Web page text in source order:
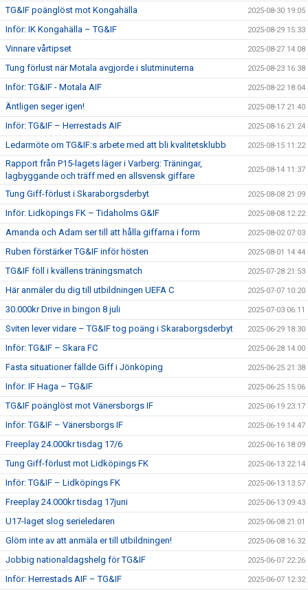
TG&IF poänglöst mot Kongahälla 2025-08-30 19:05
Inför: IK Kongahälla – TG&IF 2025-08-29 15:33
Vinnare vårtipset 2025-08-27 14:08
Tung förlust när Motala avgjorde i slutminuterna 2025-08-23 16:38
Inför: TG&IF - Motala AIF 2025-08-22 18:04
Äntligen seger igen! 2025-08-17 21:40
Inför: TG&IF – Herrestads AIF 2025-08-16 21:24
Ledarmöte om TG&IF:s arbete med att bli kvalitetsklubb 2025-08-15 11:22
Rapport från P15-lagets läger i Varberg: Träningar,
lagbyggande och träff med en allsvensk giffare
2025-08-14 11:37
Tung Giff-förlust i Skaraborgsderbyt 2025-08-08 21:09
Inför: Lidköpings FK – Tidaholms G&IF 2025-08-08 12:22
Amanda och Adam ser till att hålla giffarna i form 2025-08-02 07:03
Ruben förstärker TG&IF inför hösten 2025-08-01 14:44
TG&IF föll i kvällens träningsmatch 2025-07-28 21:53
Här anmäler du dig till utbildningen UEFA C 2025-07-07 10:20
30.000kr Drive in bingon 8 juli 2025-07-03 06:11
Sviten lever vidare – TG&IF tog poäng i Skaraborgsderbyt 2025-06-29 18:30
Inför: TG&IF – Skara FC 2025-06-28 14:00
Fasta situationer fällde Giff i Jönköping 2025-06-25 21:38
Inför: IF Haga – TG&IF 2025-06-25 15:06
TG&IF poänglöst mot Vänersborgs IF 2025-06-19 23:17
Inför: TG&IF – Vänersborgs IF 2025-06-19 14:47
Freeplay 24.000kr tisdag 17/6 2025-06-16 18:09
Tung Giff-förlust mot Lidköpings FK 2025-06-13 22:14
Inför: TG&IF – Lidköpings FK 2025-06-13 13:57
Freeplay 24.000kr tisdag 17juni 2025-06-13 09:43
U17-laget slog serieledaren 2025-06-08 21:01
Glöm inte av att anmäla er till utbildningen! 2025-06-08 16:32
Jobbig nationaldagshelg för TG&IF 2025-06-07 22:26
Inför: Herrestads AIF – TG&IF 2025-06-07 12:32